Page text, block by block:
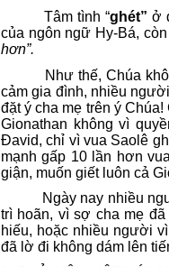
Tâm tình “ghét” ở
của ngôn ngữ Hy-Bá,
hơn”.
Như thế, Chúa không
cảm gia đình, nhiều
đặt ý cha mẹ trên ý
Gionathan không vì
Đavid, chỉ vì vua Saolê
mạnh gấp 10 lần hơn
giận, muốn giết luôn cả
Ngày nay nhiều người
trì hoãn, vì sợ cha mẹ
hiếu, hoặc nhiều người
đã lờ đi không dám lên